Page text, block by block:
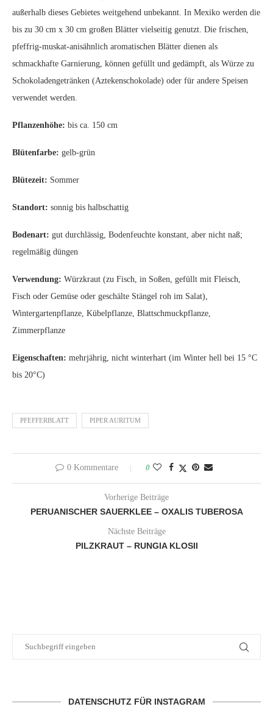
außerhalb dieses Gebietes weitgehend unbekannt. In Mexiko werden die
bis zu 30 cm x 30 cm großen Blätter vielseitig genutzt. Die frischen,
pfeffrig-muskat-anisähnlich aromatischen Blätter dienen als
schmackhafte Garnierung, können gefüllt und gedämpft, als Würze zu
Schokoladengetränken (Aztekenschokolade) oder für andere Speisen
verwendet werden.
Pflanzenhöhe: bis ca. 150 cm
Blütenfarbe: gelb-grün
Blütezeit: Sommer
Standort: sonnig bis halbschattig
Bodenart: gut durchlässig, Bodenfeuchte konstant, aber nicht naß;
regelmäßig düngen
Verwendung: Würzkraut (zu Fisch, in Soßen, gefüllt mit Fleisch,
Fisch oder Gemüse oder geschälte Stängel roh im Salat),
Wintergartenpflanze, Kübelpflanze, Blattschmuckpflanze,
Zimmerpflanze
Eigenschaften: mehrjährig, nicht winterhart (im Winter hell bei 15 °C
bis 20°C)
PFEFFERBLATT PIPER AURITUM
0 Kommentare 0
Vorherige Beiträge
PERUANISCHER SAUERKLEE – OXALIS TUBEROSA
Nächste Beiträge
PILZKRAUT – RUNGIA KLOSII
DATENSCHUTZ FÜR INSTAGRAM